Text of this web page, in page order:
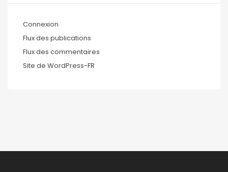
Connexion
Flux des publications
Flux des commentaires
Site de WordPress-FR